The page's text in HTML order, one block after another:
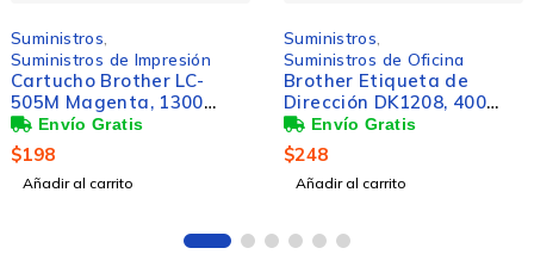
Suministros
Suministros de Oficina
Brother Etiqueta de
Dirección DK1208, 400
Etiquetas de 1.5'' x 3.5'',
Blanco
$248
Añadir al carrito
Suministros
Suministros de Impresión
Tóner Brother TN-410
Negro, 1.000 Páginas
$905
Añadir al carrito